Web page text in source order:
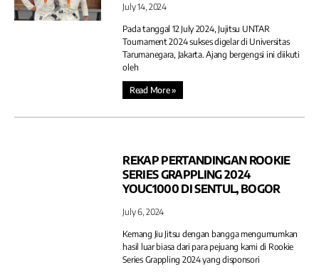
July 14, 2024
Pada tanggal 12 July 2024, Jujitsu UNTAR
Tournament 2024 sukses digelar di Universitas
Tarumanegara, Jakarta. Ajang bergengsi ini diikuti
oleh
Read More »
REKAP PERTANDINGAN ROOKIE
SERIES GRAPPLING 2024
YOUC1000 DI SENTUL, BOGOR
July 6, 2024
Kemang Jiu Jitsu dengan bangga mengumumkan
hasil luar biasa dari para pejuang kami di Rookie
Series Grappling 2024 yang disponsori